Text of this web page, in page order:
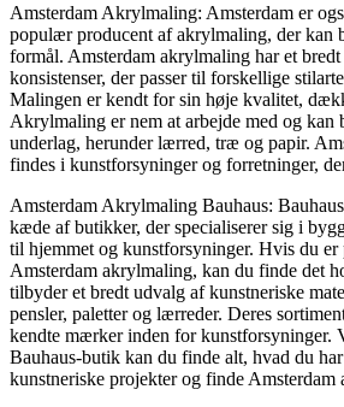
Amsterdam Akrylmaling: Amsterdam er
populær producent af akrylmaling, der kan
formål. Amsterdam akrylmaling har et
konsistenser, der passer til forskellige
Malingen er kendt for sin høje kvalitet,
Akrylmaling er nem at arbejde med og kan
underlag, herunder lærred, træ og papir.
findes i kunstforsyninger og forretninger,
Amsterdam Akrylmaling Bauhaus:
kæde af butikker, der specialiserer sig i
til hjemmet og kunstforsyninger. Hvis du er
Amsterdam akrylmaling, kan du finde det
tilbyder et bredt udvalg af kunstneriske
pensler, paletter og lærreder. Deres
kendte mærker inden for kunstforsyninger.
Bauhaus-butik kan du finde alt, hvad du
kunstneriske projekter og finde Amsterdam